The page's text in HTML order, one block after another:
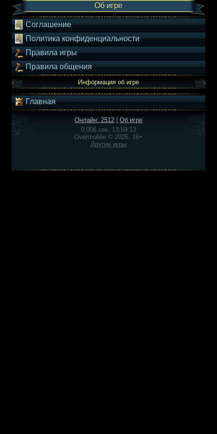
Об игре
Соглашение
Политика конфиденциальности
Правила игры
Правила общения
Информация об игре
Главная
Онлайн: 2512
Об игре
0.006 сек, 13:59:13
Overmobile © 2026, 16+
Другие игры